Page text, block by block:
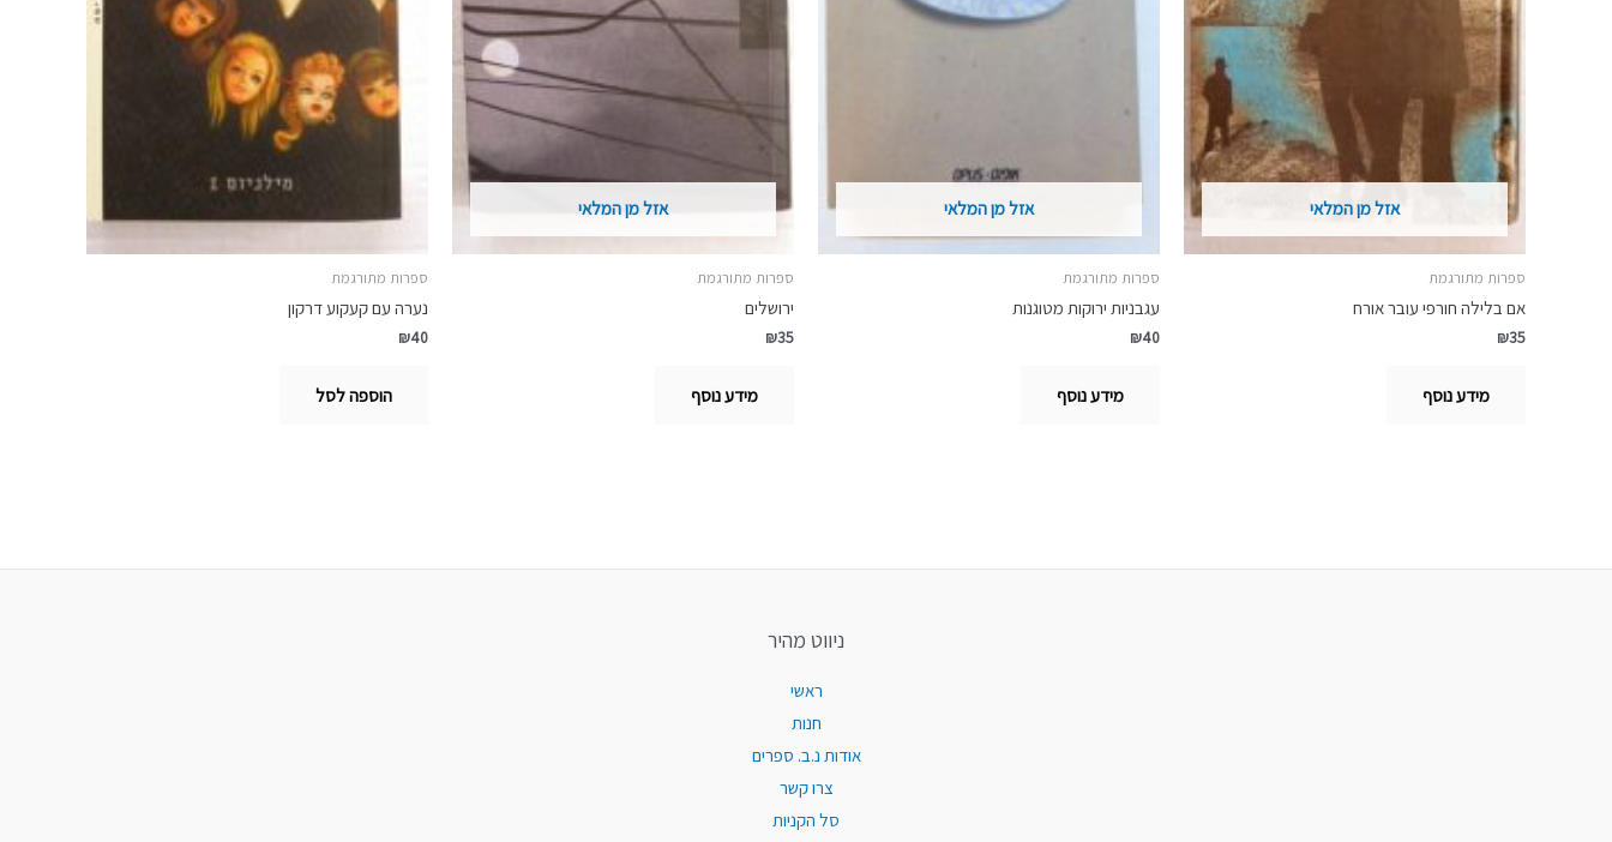
אזל מן המלאי
ספרות מתורגמת
אם בלילה חורפי עובר אורח
₪35
מידע נוסף
אזל מן המלאי
ספרות מתורגמת
עגבניות ירוקות מטוגנות
₪40
מידע נוסף
אזל מן המלאי
ספרות מתורגמת
ירושלים
₪35
מידע נוסף
ספרות מתורגמת
נערה עם קעקוע דרקון
₪40
הוספה לסל
ניווט מהיר
ראשי
חנות
אודות נ.ב. ספרים
צרו קשר
סל הקניות